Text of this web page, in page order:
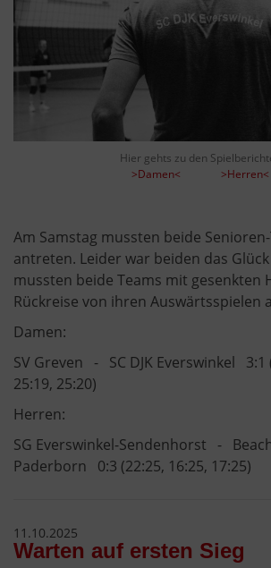
Hier gehts zu den
>Damen<
>Herren<
Am Samstag mussten beide
antreten. Leider war beiden das
mussten beide Teams mit gesenkten
Rückreise von ihren Auswärtsspielen
Damen:
SV Greven - SC DJK Everswinkel 3:1
25:19, 25:20)
Herren:
SG Everswinkel-Sendenhorst -
Paderborn 0:3 (22:25, 16:25, 17:25)
11.10.2025
Warten auf ersten Sieg